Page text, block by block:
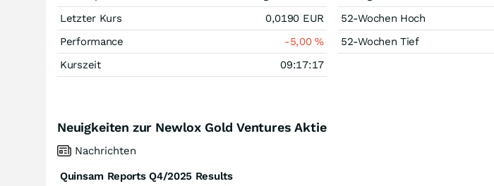
Letzter Kurs
0,0190 EUR
Performance
-5,00%
Kurszeit
09:17:17
52-Wochen Hoch
52-Wochen Tief
Neuigkeiten zur Newlox Gold Ventures Aktie
Nachrichten
Quinsam Reports Q4/2025 Results